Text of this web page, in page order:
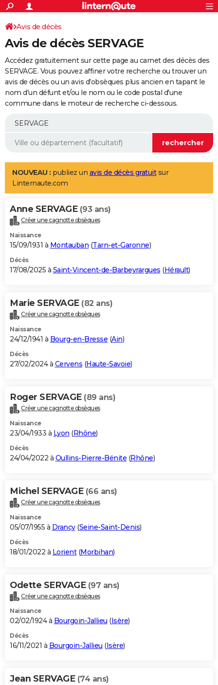
ACTUALITÉS
Politique
Société
Faits Divers
Education
Monde
Villes
+
SPORT
Coupe du monde 2026
Football
Tennis
Cyclisme
Rugby
Forum
Programme TV
TNT
Streaming
Cinéma
Sorties cinéma
Musique
+
FINANCE
Retraite
Epargne
Immobilier
Risques naturels par ville
Banque
Assurance
AUTO
Essais
Réserver un essai
Citadines
Berlines
SUV
Forum auto
+
Mobiles
Meilleur smartphone
Internet
Ordinateurs
Jeux vidéo
Guide high-tech
Aménagement intérieur
LIFESTYLE
Art de vivre
Bien-être
Loisirs
Mode
Modes de vie
Alimentation
Guide de la santé
Maladies
Médicaments
Sommeil
VOYAGE
Destinations
City break
Voyage nature
Voyage de noces
Forum
Climat
+PHOTO
GUIDES D'ACHAT
BONS PLANS
Carte de Noël
Carte Bonne année
Carte Saint-Valentin
Carte Pâques
Carte d'anniversaire
DICTIONNAIRE
Dictionnaire
Biographies
Citations
Expressions
Proverbes
PROGRAMME TV
S'inscrire
Se connecter
Lycées
Collèges
Primaires
Universités
Entreprises
Service militaire
Avis de recherche
AVIS DE DÉCÈS
Bricolage
Lifestyle
Culture
Sport
Auto
Television
Voyage
Cinema
Avis de décès
Avis de décès SERVAGE
Accédez gratuitement sur cette page au carnet des décès des
SERVAGE. Vous pouvez affiner votre recherche ou trouver un
avis de décès ou un avis d'obsèques plus ancien en tapant le
nom d'un défunt et/ou le nom ou le code postal d'une
commune dans le moteur de recherche ci-dessous.
NOUVEAU : publiez un avis de décès gratuitsur
Linternaute.com
Anne SERVAGE (93 ans)
Créer une cagnotte obsèques
Naissance
15/09/1931 à Montauban (Tarn-et-Garonne)
Décès
17/08/2025 à Saint-Vincent-de-Barbeyrargues (Hérault)
Marie SERVAGE (82 ans)
Créer une cagnotte obsèques
Naissance
24/12/1941 à Bourg-en-Bresse (Ain)
Décès
27/02/2024 à Cervens (Haute-Savoie)
Roger SERVAGE (89 ans)
Créer une cagnotte obsèques
Naissance
23/04/1933 à Lyon (Rhône)
Décès
24/04/2022 à Oullins-Pierre-Bénite (Rhône)
Michel SERVAGE (66 ans)
Créer une cagnotte obsèques
Naissance
05/07/1955 à Drancy(Seine-Saint-Denis)
Décès
18/01/2022 à Lorient(Morbihan)
Odette SERVAGE (97 ans)
Créer une cagnotte obsèques
Naissance
02/02/1924 à Bourgoin-Jallieu (Isère)
Décès
16/11/2021 à Bourgoin-Jallieu (Isère)
Jean SERVAGE (74 ans)